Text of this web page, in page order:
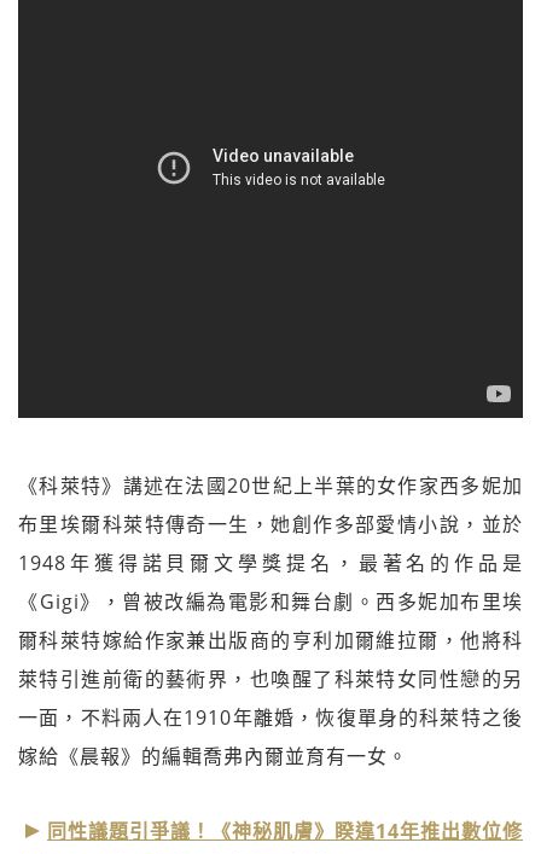
《科萊特》講述在法國20世紀上半葉的女作家西多妮加
布里埃爾科萊特傳奇一生，她創作多部愛情小說，並於
1948年獲得諾貝爾文學獎提名，最著名的作品是
《Gigi》，曾被改編為電影和舞台劇。西多妮加布里埃
爾科萊特嫁給作家兼出版商的亨利加爾維拉爾，他將科
萊特引進前衛的藝術界，也喚醒了科萊特女同性戀的另
一面，不料兩人在1910年離婚，恢復單身的科萊特之後
嫁給《晨報》的編輯喬弗內爾並育有一女。
同性議題引爭議！《神秘肌膚》睽違14年推出數位修